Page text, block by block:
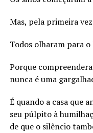
Mas, pela primeira
Todos olharam para o
Porque
nunca é uma
É quando a casa que
seu púlpito à
de que o silêncio